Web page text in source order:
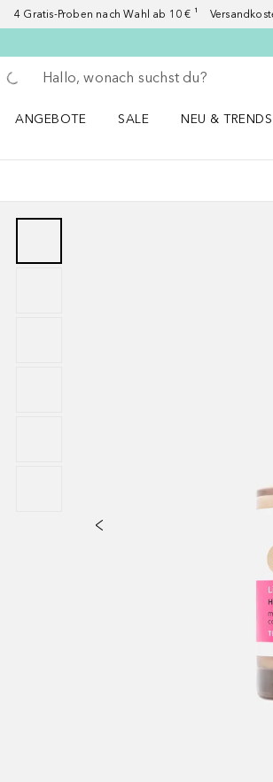
4 Gratis-Proben nach Wahl ab 10 € ¹
Gehe zurück
Suche ausführen
ANGEBOTE
SALE
NEU & TRENDS